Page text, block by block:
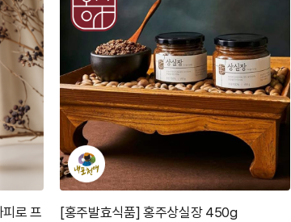
[사과소리농원] 배도라지생즙 캡/일반 파우